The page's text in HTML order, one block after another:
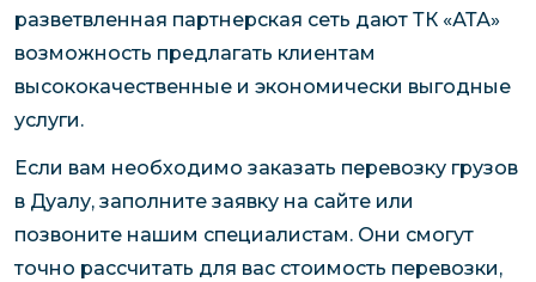
разветвленная партнерская сеть дают ТК «АТА»
возможность предлагать клиентам
высококачественные и экономически выгодные
услуги.
Если вам необходимо заказать перевозку грузов
в Дуалу, заполните заявку на сайте или
позвоните нашим специалистам. Они смогут
точно рассчитать для вас стоимость перевозки,